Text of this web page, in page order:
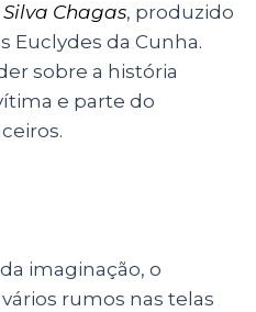
Chagas, produzido
Euclydes da Cunha.
sobre a história
e parte do
imaginação, o
rumos nas telas